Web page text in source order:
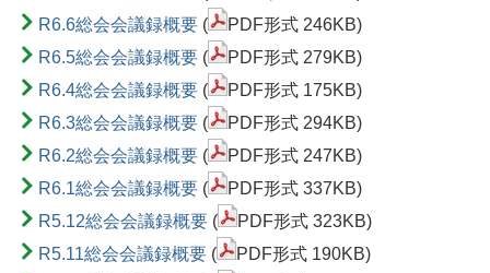
R6.6総会会議録概要 (
PDF形式 246KB)
R6.5総会会議録概要 (
PDF形式 279KB)
R6.4総会会議録概要 (
PDF形式 175KB)
R6.3総会会議録概要 (
PDF形式 294KB)
R6.2総会会議録概要 (
PDF形式 247KB)
R6.1総会会議録概要 (
PDF形式 337KB)
R5.12総会会議録概要 (
PDF形式 323KB)
R5.11総会会議録概要 (
PDF形式 190KB)